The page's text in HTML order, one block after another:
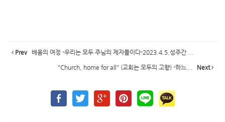
Prev 배움의 여정 -우리는 모두 주님의 제자들이다-2023.4.5.성주간 ...
"Church, home for all" (교회는 모두의 고향) -하느... Next